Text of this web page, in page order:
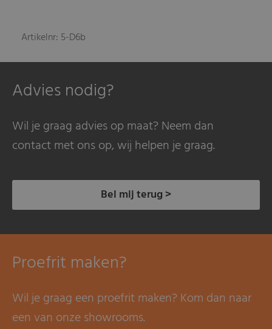
Artikelnr: 5-D6b
Advies nodig?
Wil je graag advies op maat? Neem dan
contact met ons op, wij helpen je graag.
Bel mij terug >
Proefrit maken?
Wil je graag een proefrit maken? Kom dan naar
een van onze showrooms.